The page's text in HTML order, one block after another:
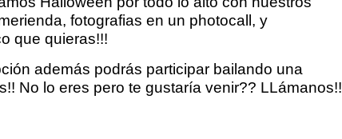
fotografias en un photocall, y
que quieras!!!
además podrás participar bailando una
No lo eres pero te gustaría venir?? LLámanos!!